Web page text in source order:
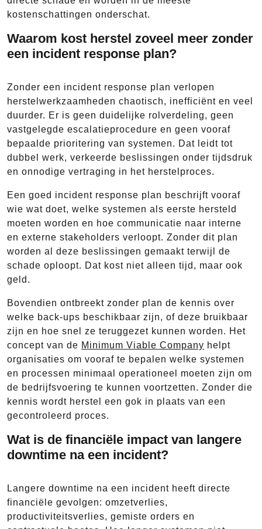
kostenschattingen onderschat.
Waarom kost herstel zoveel meer zonder
een incident response plan?
Zonder een incident response plan verlopen
herstelwerkzaamheden chaotisch, inefficiënt en veel
duurder. Er is geen duidelijke rolverdeling, geen
vastgelegde escalatieprocedure en geen vooraf
bepaalde prioritering van systemen. Dat leidt tot
dubbel werk, verkeerde beslissingen onder tijdsdruk
en onnodige vertraging in het herstelproces.
Een goed incident response plan beschrijft vooraf
wie wat doet, welke systemen als eerste hersteld
moeten worden en hoe communicatie naar interne
en externe stakeholders verloopt. Zonder dit plan
worden al deze beslissingen gemaakt terwijl de
schade oploopt. Dat kost niet alleen tijd, maar ook
geld.
Bovendien ontbreekt zonder plan de kennis over
welke back-ups beschikbaar zijn, of deze bruikbaar
zijn en hoe snel ze teruggezet kunnen worden. Het
concept van de Minimum Viable Company helpt
organisaties om vooraf te bepalen welke systemen
en processen minimaal operationeel moeten zijn om
de bedrijfsvoering te kunnen voortzetten. Zonder die
kennis wordt herstel een gok in plaats van een
gecontroleerd proces.
Wat is de financiële impact van langere
downtime na een incident?
Langere downtime na een incident heeft directe
financiële gevolgen: omzetverlies,
productiviteitsverlies, gemiste orders en